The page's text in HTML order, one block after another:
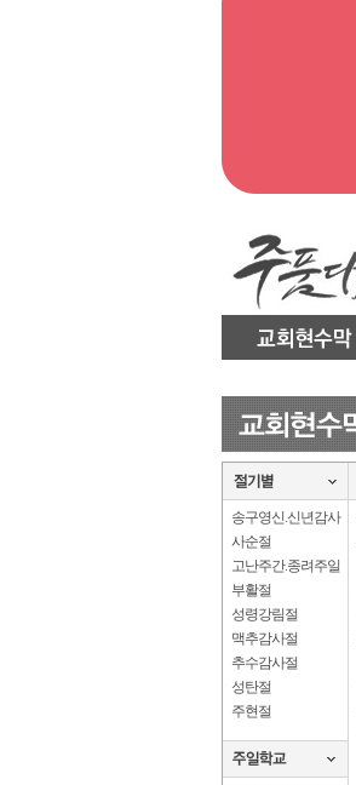
송구영신.신년감사
사순절
고난주간.종려주일
부활절
성령강림절
맥추감사절
추수감사절
성탄절
주현절